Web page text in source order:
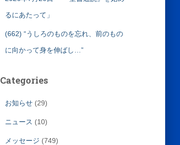
るにあたって」
(662) “うしろのものを忘れ、前のもの
に向かって身を伸ばし…”
Categories
お知らせ(29)
ニュース (10)
メッセージ (749)